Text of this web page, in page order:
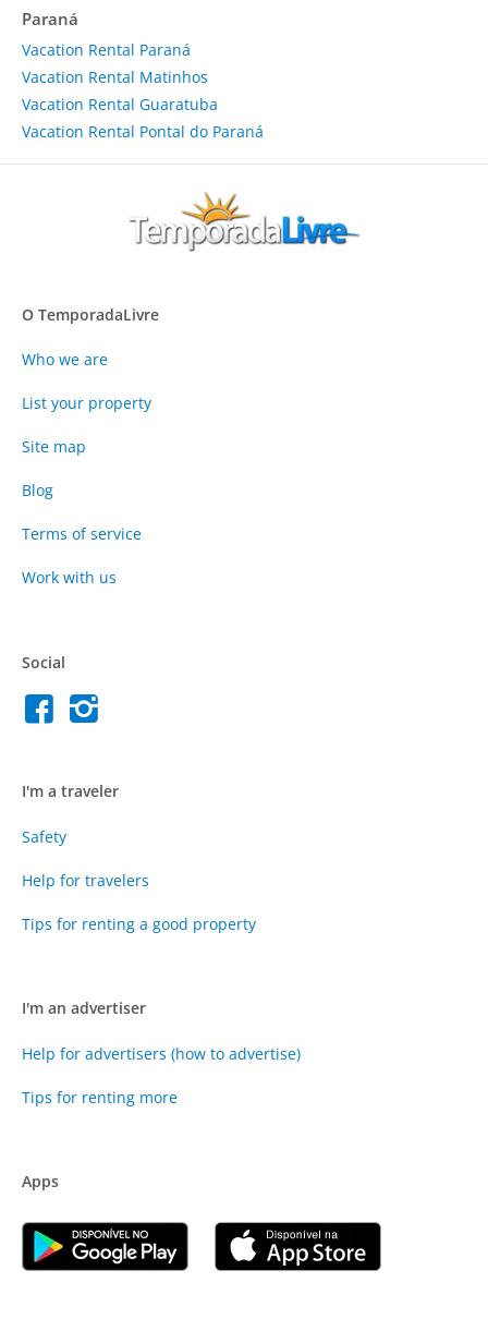
Paraná
Vacation Rental Paraná
Vacation Rental Matinhos
Vacation Rental Guaratuba
Vacation Rental Pontal do Paraná
O TemporadaLivre
Who we are
List your property
Site map
Blog
Terms of service
Work with us
Social
I'm a traveler
Safety
Help for travelers
Tips for renting a good property
I'm an advertiser
Help for advertisers (how to advertise)
Tips for renting more
Apps